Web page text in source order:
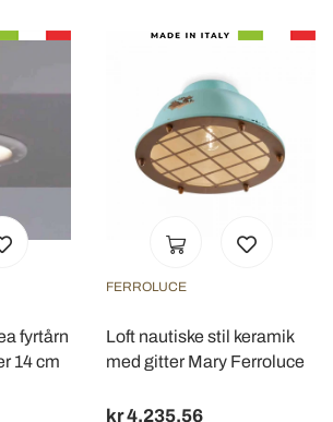
fyrtårn
14 cm
FERROLUCE
Loft nautiske stil keramik
med gitter Mary Ferroluce
kr 4.235,56